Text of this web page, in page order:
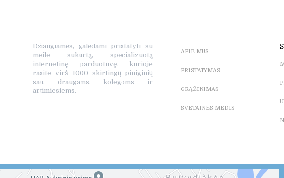
Džiaugiamės, galėdami pristatyti su
meile sukurtą, specializuotą
internetinę parduotuvę, kurioje
rasite virš 1000 skirtingų piniginių
sau, draugams, kolegoms ir
artimiesiems.
APIE MUS
PRISTATYMAS
GRĄŽINIMAS
SVETAINĖS MEDIS